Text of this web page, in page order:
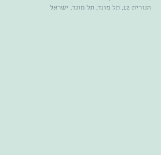
הנורית 12, תל מונד, תל מונד, ישראל